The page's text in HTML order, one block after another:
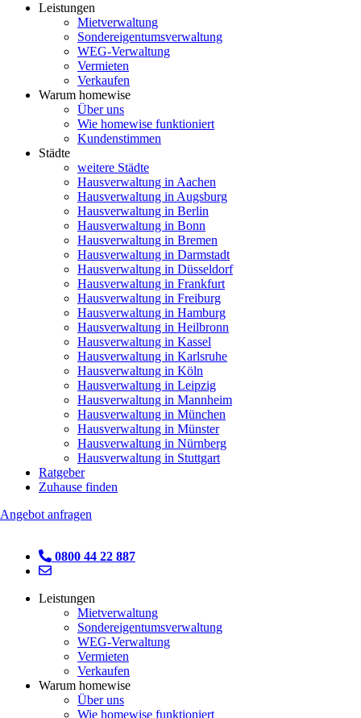
Leistungen
Mietverwaltung
Sondereigentumsverwaltung
WEG-Verwaltung
Vermieten
Verkaufen
Warum homewise
Über uns
Wie homewise funktioniert
Kundenstimmen
Städte
weitere Städte
Hausverwaltung in Aachen
Hausverwaltung in Augsburg
Hausverwaltung in Berlin
Hausverwaltung in Bonn
Hausverwaltung in Bremen
Hausverwaltung in Darmstadt
Hausverwaltung in Düsseldorf
Hausverwaltung in Frankfurt
Hausverwaltung in Freiburg
Hausverwaltung in Hamburg
Hausverwaltung in Heilbronn
Hausverwaltung in Kassel
Hausverwaltung in Karlsruhe
Hausverwaltung in Köln
Hausverwaltung in Leipzig
Hausverwaltung in Mannheim
Hausverwaltung in München
Hausverwaltung in Münster
Hausverwaltung in Nürnberg
Hausverwaltung in Stuttgart
Ratgeber
Zuhause finden
Angebot anfragen
0800 44 22 887
Leistungen
Mietverwaltung
Sondereigentumsverwaltung
WEG-Verwaltung
Vermieten
Verkaufen
Warum homewise
Über uns
Wie homewise funktioniert